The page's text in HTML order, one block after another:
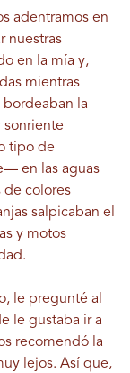
adentramos en
nuestras
en la mía y,
mientras
la
sonriente
tipo de
en las aguas
de colores
salpicaban el
y motos
le pregunté al
le gustaba ir a
recomendó la
lejos. Así que,